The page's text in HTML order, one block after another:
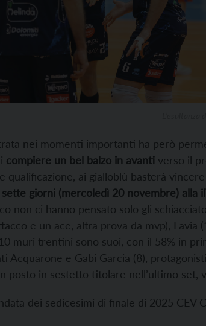
nei momenti importanti ha però
compiere un bel balzo in avanti verso il
qualificazione, ai gialloblù basterà
giorni (mercoledì 20 novembre) alla
non ci hanno pensato solo gli
e un ace, altra prova da mvp), Lavia
muri trentini sono suoi, con il 58% in
Acquarone e Gabi Garcia (8),
posto in sestetto titolare nell’ultimo set,
dei sedicesimi di finale di 2025 CEV